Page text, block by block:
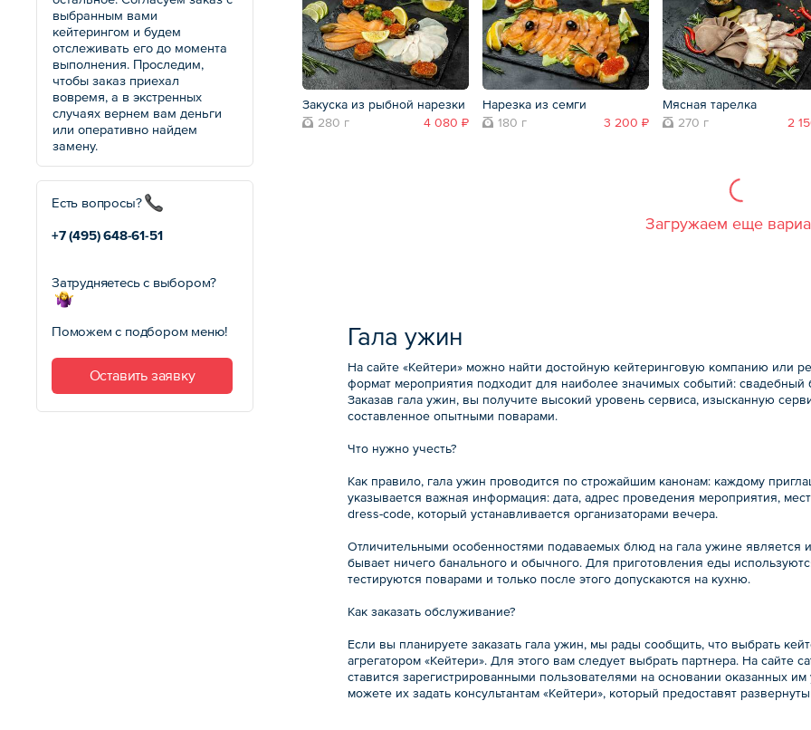
выбранным вами
кейтерингом и будем
отслеживать его до момента
выполнения. Проследим,
чтобы заказ приехал
вовремя, а в экстренных
случаях вернем вам деньги
или оперативно найдем
замену.
Есть вопросы?
+7 (495) 648-61-51
Затрудняетесь с выбором?
Поможем с подбором меню!
Оставить заявку
Закуска из рыбной нарезки
280 г
4 080 ₽
Нарезка из семги
180 г
3 200 ₽
Мясная тарелка
270 г
2
Загружаем еще
Гала ужин
На сайте «Кейтери» можно найти достойную кейтеринговую компанию или
формат мероприятия подходит для наиболее значимых событий: свадебный
Заказав гала ужин, вы получите высокий уровень сервиса, изысканную
составленное опытными поварами.
Что нужно учесть?
Как правило, гала ужин проводится по строжайшим канонам: каждому
указывается важная информация: дата, адрес проведения мероприятия,
dress-code, который устанавливается организаторами вечера.
Отличительными особенностями подаваемых блюд на гала ужине является
бывает ничего банального и обычного. Для приготовления еды
тестируются поварами и только после этого допускаются на кухню.
Как заказать обслуживание?
Если вы планируете заказать гала ужин, мы рады сообщить, что выбрать
агрегатором «Кейтери». Для этого вам следует выбрать партнера. На сайте
ставится зарегистрированными пользователями на основании оказанных
можете их задать консультантам «Кейтери», который предоставят